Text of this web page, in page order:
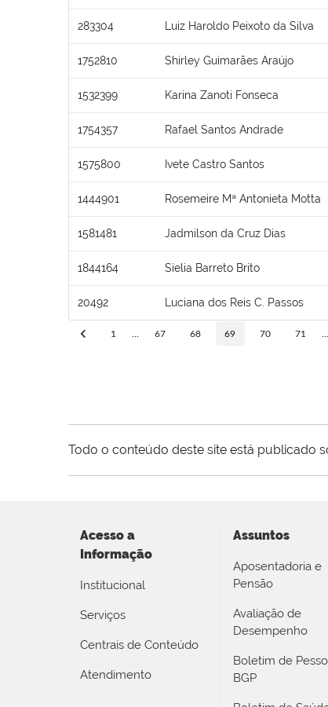
283304 Luiz Haroldo Peixoto da Silva
1752810 Shirley Guimarães Araújo
1532399 Karina Zanoti Fonseca
1754357 Rafael Santos Andrade
1575800 Ivete Castro Santos
1444901 Rosemeire Mª Antonieta Motta
1581481 Jadmilson da Cruz Dias
1844164 Sielia Barreto Brito
20492 Luciana dos Reis C. Passos
1 67 68 69 70 71
Todo o conteúdo deste site está publicado
Acesso a
Informação
Institucional
Serviços
Centrais de Conteúdo
Atendimento
Assuntos
Aposentadoria e
Pensão
Avaliação de
Desempenho
Boletim de
BGP